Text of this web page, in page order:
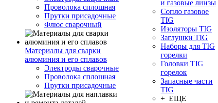
Проволока сплошная
Прутки присадочные
Флюс сварочный
Материалы для сварки
алюминия и его сплавов
Электроды сварочные
Проволока сплошная
Прутки присадочные
и газовые линзы
Сопло газовое
TIG
Изоляторы TIG
Заглушки TIG
Наборы для TIG
горелки
Головки TIG
горелок
Запасные части
TIG
+ ЕЩЕ